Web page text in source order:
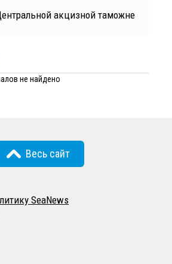
акцизной таможне
не найдено
Весь сайт
SeaNews